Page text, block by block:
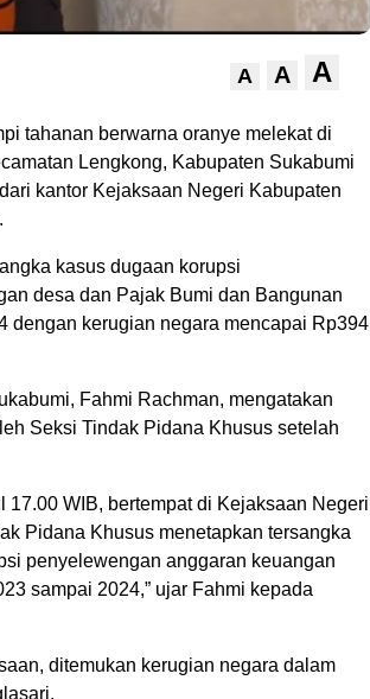
A A A
tahanan berwarna oranye melekat di
Lengkong, Kabupaten Sukabumi
kantor Kejaksaan Negeri Kabupaten
kasus dugaan korupsi
desa dan Pajak Bumi dan Bangunan
dengan kerugian negara mencapai Rp394
Fahmi Rachman, mengatakan
Seksi Tindak Pidana Khusus setelah
17.00 WIB, bertempat di Kejaksaan Negeri
Pidana Khusus menetapkan tersangka
penyelewengan anggaran keuangan
sampai 2024,” ujar Fahmi kepada
ditemukan kerugian negara dalam